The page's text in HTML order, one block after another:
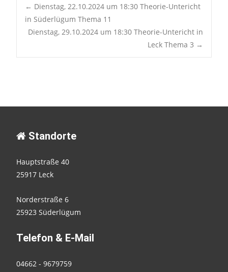
Post
← Dienstag, 22.10.2024 um 18:30 Theorie-Untericht
in Süderlügum Thema 11
Dienstag, 29.10.2024 um 18:30 Theorie-Untericht in
Leck Thema 3 →
Standorte
Hauptstraße 40
25917 Leck
Norderstraße 6
25923 Süderlügum
Telefon & E-Mail
04662 - 9679759